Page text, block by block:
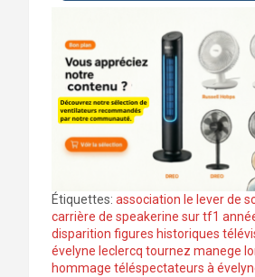
Étiquettes: association le lever de
carrière de speakerine sur tf1
disparition figures historiques
évelyne leclercq tournez manege
hommage téléspectateurs à